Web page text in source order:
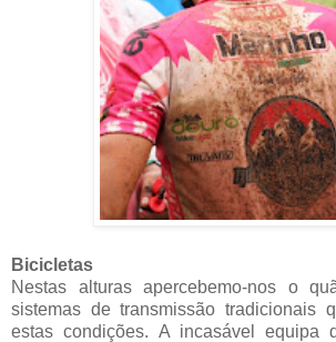
Bicicletas
Nestas alturas apercebemo-nos o
sistemas de transmissão tradicionais
estas condições. A incasável equipa